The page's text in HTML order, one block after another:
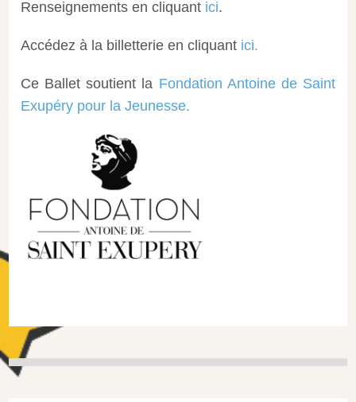
Renseignements en cliquant ici.
Accédez à la billetterie en cliquant ici.
Ce Ballet soutient la Fondation Antoine de Saint
Exupéry pour la Jeunesse.